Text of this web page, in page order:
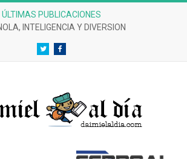
ÚLTIMAS PUBLICACIONES
INTELIGENCIA Y DIVERSION
TwitterFacebook